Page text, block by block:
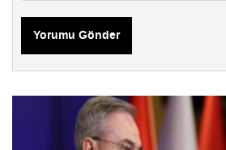
Yorumu Gönder